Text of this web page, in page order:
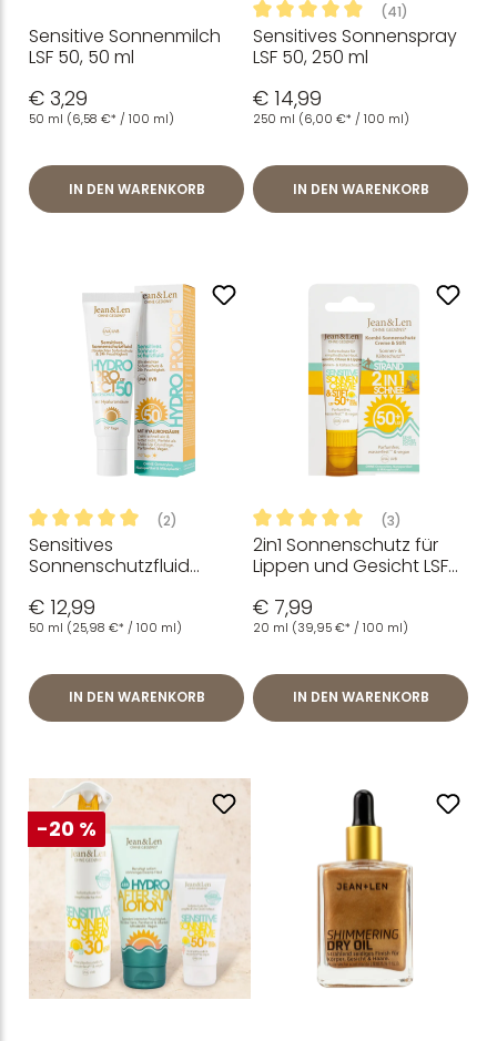
Sensitive Sonnenmilch
LSF 50, 50 ml
€ 3,29
50 ml (6,58 €* / 100 ml)
IN DEN WARENKORB
Durchschnittliche
(41)
Sensitives Sonnenspray
LSF 50, 250 ml
€ 14,99
250 ml (6,00 €* / 100 ml)
IN DEN WARENKORB
Durchschnittliche Bewertung von 5 von 5 Sternen
(2)
Sensitives
Sonnenschutzfluid
€ 12,99
50 ml (25,98 €* / 100 ml)
IN DEN WARENKORB
Durchschnittliche
(3)
2in1 Sonnenschutz für
Lippen und Gesicht LSF
€ 7,99
20 ml (39,95 €* / 100 ml)
IN DEN WARENKORB
-20 %